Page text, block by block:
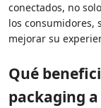
conectados, no
los consumidores,
mejorar su
Qué
packaging